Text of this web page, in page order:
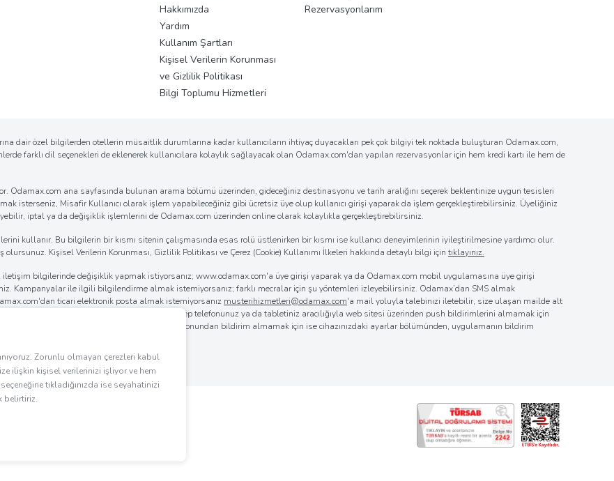
Hakkımızda
Yardım
Kullanım Şartları
Kişisel Verilerin Korunması
ve Gizlilik Politikası
Bilgi Toplumu Hizmetleri
Rezervasyonlarım
dair özel bilgilerden otellerin müsaitlik durumlarına kadar kullanıcıların ihtiyaç duyacakları pek çok bilgiyi tek noktada buluşturan Odamax.com,
farklı dil seçenekleri de eklenerek kullanıcılara kolaylık sağlayacak olan Odamax.com'dan yapılan rezervasyonlar için hem kredi kartı ile hem de
Odamax.com ana sayfasında bulunan arama bölümü üzerinden, gideceğiniz destinasyonu ve tarih aralığını seçerek beklentinize uygun tesisleri
isterseniz, Misafir Kullanıcı olarak işlem yapabileceğiniz gibi ücretsiz üye olup kullanıcı girişi yaparak da işlem gerçekleştirebilirsiniz. Üyeliğiniz
iptal ya da değişiklik işlemlerini de Odamax.com üzerinden online olarak kolaylıkla gerçekleştirebilirsiniz.
kullanır. Bu bilgilerin bir kısmı sitenin çalışmasında esas rolü üstlenirken bir kısmı ise kullanıcı deneyimlerinin iyileştirilmesine yardımcı olur.
Kişisel Verilerin Korunması, Gizlilik Politikası ve Çerez (Cookie) Kullanımı İlkeleri hakkında detaylı bilgi için tıklayınız.
bilgilerinde değişiklik yapmak istiyorsanız; www.odamax.com'a üye girişi yaparak ya da Odamax.com mobil uygulamasına üye girişi
Kampanyalar ile ilgili bilgilendirme almak istemiyorsanız; farklı mecralar için şu yöntemleri izleyebilirsiniz. Odamax’dan SMS almak
ticari elektronik posta almak istemiyorsanız musterihizmetleri@odamax.com'a mail yoluyla talebinizi iletebilir, size ulaşan mailde alt
'ü arayabilirsiniz. Bilgisayarınız, cep telefonunuz ya da tabletiniz aracılığıyla web sitesi üzerinden push bildirimlerini almamak için
sağlayabilirsiniz. Odamax.com mobil aplikasyonundan bildirim almamak için ise cihazınızdaki ayarlar bölümünden, uygulamanın bildirim